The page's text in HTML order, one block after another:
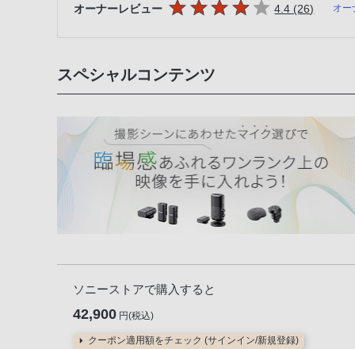
オーナーレビュー 5つの星のうち
4.4 (26件のレ
) オー
スペシャルコンテンツ
ソニーストアで購入すると
42,900 円(税込)
クーポン適用額をチェック (サインイン/新規登録)